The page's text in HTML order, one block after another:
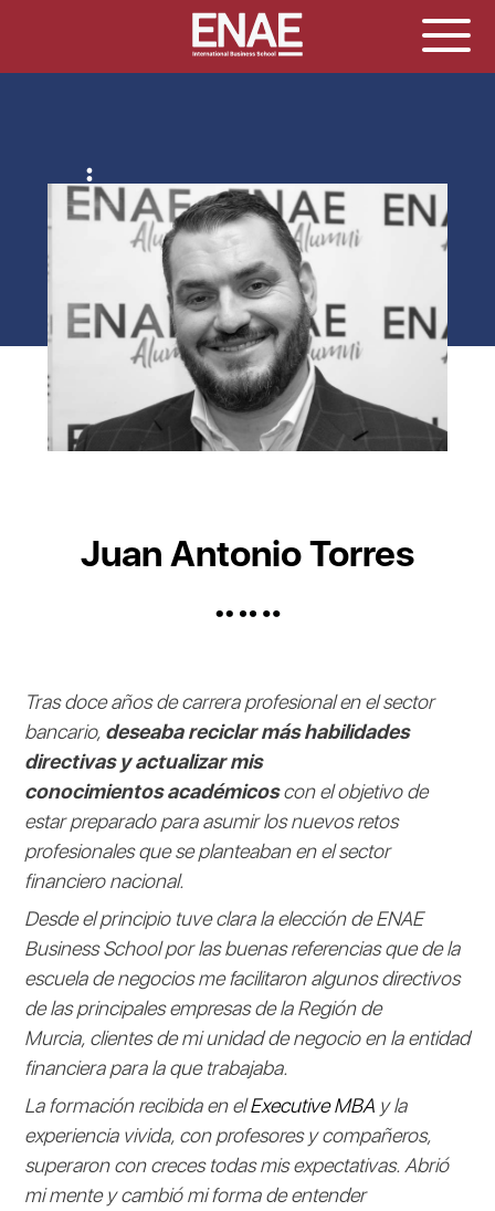
Juan Antonio Torres
Tras doce años de carrera profesional en el sector
bancario, deseaba reciclar más habilidades
directivas y actualizar mis
conocimientos académicoscon el objetivo de
estar preparado para asumir los nuevos retos
profesionales que se planteaban en el sector
financiero nacional.
Desde el principio tuve clara la elección de ENAE
Business School por las buenas referencias que de la
escuela de negocios me facilitaron algunos directivos
de las principales empresas de la Región de
Murcia, clientes de mi unidad de negocio en la entidad
financiera para la que trabajaba.
La formación recibida en elExecutive MBA y la
experiencia vivida, con profesores y compañeros,
superaron con creces todas mis expectativas. Abrió
mi mente y cambió mi forma de entender